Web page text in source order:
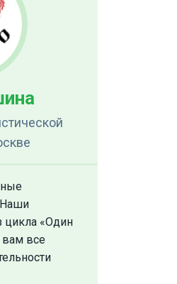
Наши
цикла «Один
все